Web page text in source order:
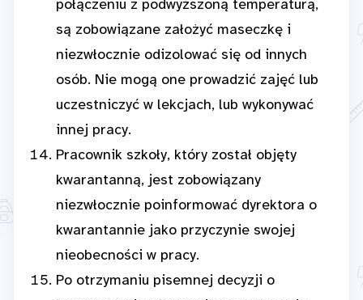
połączeniu z podwyższoną temperaturą,
są zobowiązane założyć maseczkę i
niezwłocznie odizolować się od innych
osób. Nie mogą one prowadzić zajęć lub
uczestniczyć w lekcjach, lub wykonywać
innej pracy.
Pracownik szkoły, który został objęty
kwarantanną, jest zobowiązany
niezwłocznie poinformować dyrektora o
kwarantannie jako przyczynie swojej
nieobecności w pracy.
Po otrzymaniu pisemnej decyzji o